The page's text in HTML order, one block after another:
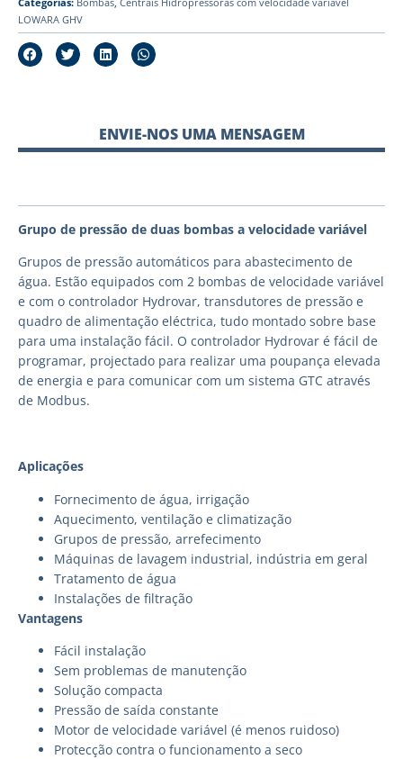
LOWARA GHV
ENVIE-NOS UMA MENSAGEM
Grupo de pressão de duas bombas a velocidade variável
Grupos de pressão automáticos para abastecimento de
água. Estão equipados com 2 bombas de velocidade variável
e com o controlador Hydrovar, transdutores de pressão e
quadro de alimentação eléctrica, tudo montado sobre base
para uma instalação fácil. O controlador Hydrovar é fácil de
programar, projectado para realizar uma poupança elevada
de energia e para comunicar com um sistema GTC através
de Modbus.
Aplicações
Fornecimento de água, irrigação
Aquecimento, ventilação e climatização
Grupos de pressão, arrefecimento
Máquinas de lavagem industrial, indústria em geral
Tratamento de água
Instalações de filtração
Vantagens
Fácil instalação
Sem problemas de manutenção
Solução compacta
Pressão de saída constante
Motor de velocidade variável (é menos ruidoso)
Protecção contra o funcionamento a seco